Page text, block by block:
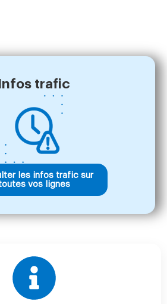
Infos trafic
les infos trafic sur
vos lignes